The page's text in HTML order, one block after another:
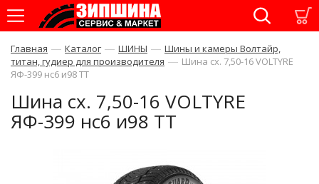
Главная — Каталог — ШИНЫ — Шины и камеры Волтайр,
титан, гудиер для производителя — Шина сх. 7,50-16 VOLTYRE
ЯФ-399 нс6 и98 ТТ
Шина сх. 7,50-16 VOLTYRE
ЯФ-399 нс6 и98 ТТ